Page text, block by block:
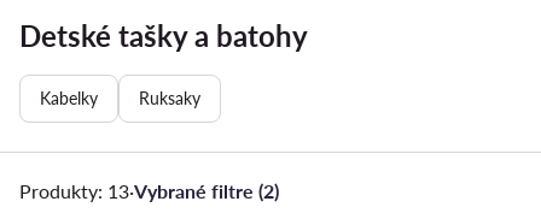
Detské tašky a batohy
Kabelky Ruksaky
Produkty: 13·Vybrané filtre (2)